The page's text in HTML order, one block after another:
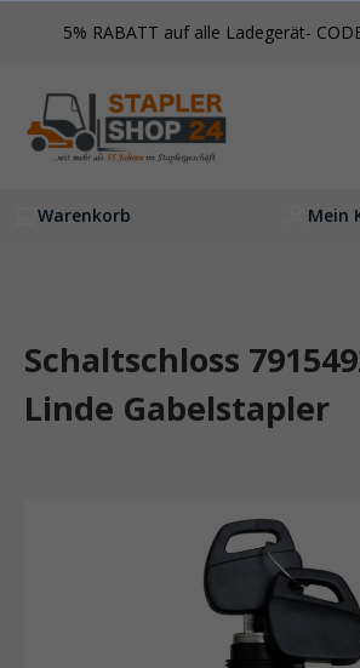
springen
5% RABATT auf alle Ladegerät-
Mein
Warenkorb
Schaltschloss
Linde Gabelstapler